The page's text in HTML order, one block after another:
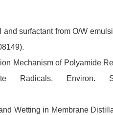
surfactant from O/W
Mechanism of Polyamide
Radicals. Environ.
Wetting in Membrane